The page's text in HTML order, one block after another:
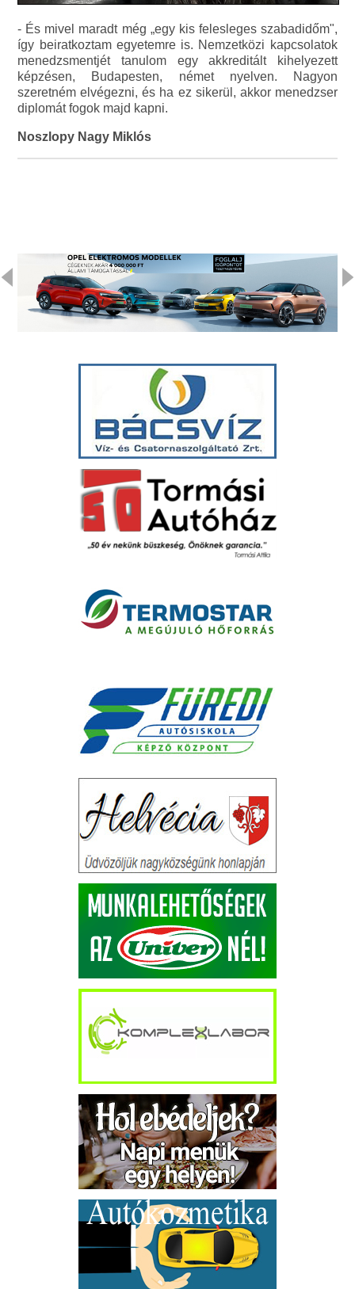
- És mivel maradt még „egy kis felesleges szabadidőm",
így beiratkoztam egyetemre is. Nemzetközi kapcsolatok
menedzsmentjét tanulom egy akkreditált kihelyezett
képzésen, Budapesten, német nyelven. Nagyon
szeretném elvégezni, és ha ez sikerül, akkor menedzser
diplomát fogok majd kapni.
Noszlopy Nagy Miklós